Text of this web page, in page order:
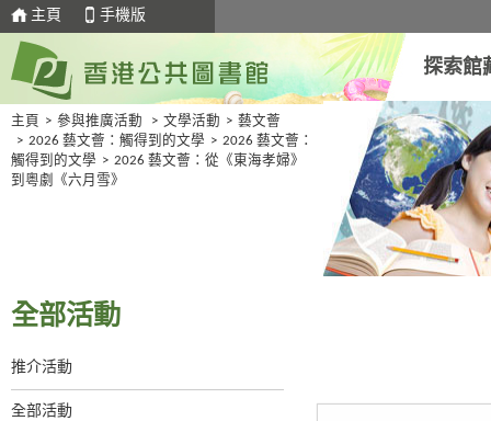
主頁 手機版
探索館
主頁 > 參與推廣活動 > 文學活動 > 藝文薈
> 2026 藝文薈：觸得到的文學 > 2026 藝文薈：
觸得到的文學 > 2026 藝文薈：從《東海孝婦》
到粵劇《六月雪》
全部活動
推介活動
全部活動